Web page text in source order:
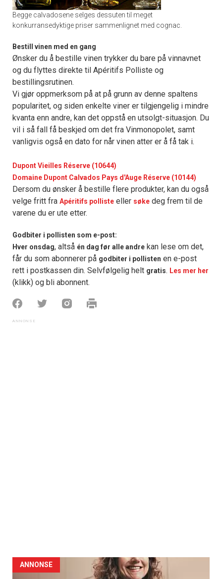
Begge calvadosene selges dessuten til meget
konkurransedyktige priser sammenlignet med cognac.
Bestill vinen med en gang
Ønsker du å bestille vinen trykker du bare på vinnavnet
og du flyttes direkte til Apéritifs Polliste og
bestillingsrutinen.
Vi gjør oppmerksom på at på grunn av denne spaltens
popularitet, og siden enkelte viner er tilgjengelig i mindre
kvanta enn andre, kan det oppstå en utsolgt-situasjon. Du
vil i så fall få beskjed om det fra Vinmonopolet, samt
vanligvis også en dato for når vinen atter er å få tak i.
Dupont Vieilles Réserve (10644)
Domaine Dupont Calvados Pays d'Auge Réserve (10144)
Dersom du ønsker å bestille flere produkter, kan du også
velge fritt fra Apéritifs polliste eller søke deg frem til de
varene du er ute etter.
Godbiter i pollisten som e-post:
Hver onsdag, altså én dag før alle andre kan lese om det,
får du som abonnerer på godbiter i pollisten en e-post
rett i postkassen din. Selvfølgelig helt gratis. Les mer her
(klikk) og bli abonnent.
ANNONSE